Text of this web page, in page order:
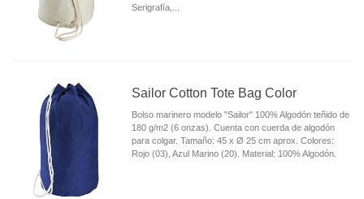
Serigrafía,...
Sailor Cotton Tote Bag Color
Bolso marinero modelo "Sailor" 100% Algodón teñido de
180 g/m2 (6 onzas). Cuenta con cuerda de algodón
para colgar. Tamaño: 45 x Ø 25 cm aprox. Colores:
Rojo (03), Azul Marino (20). Material: 100% Algodón.